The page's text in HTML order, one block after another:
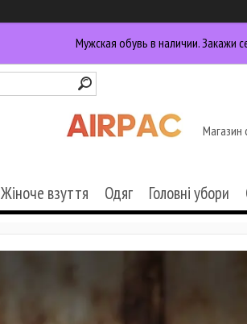
Мужская обувь в наличии. Закажи
Магазин
Жіноче взуття Одяг Головні убори